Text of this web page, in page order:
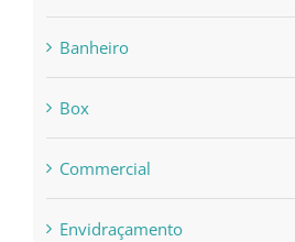
Banheiro
Box
Commercial
Envidraçamento